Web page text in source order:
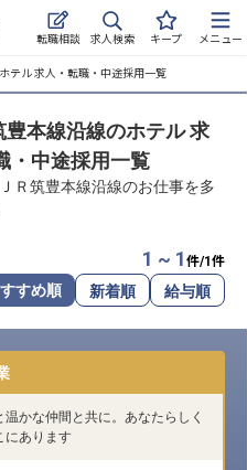
転職相談 求人検索 キープ メニュー
す
ついて
情報コラム
テル 求人・転職・中途採用一覧
本線沿線のホテル 求
・中途採用一覧
Ｒ筑豊本線沿線のお仕事を多
1 ~ 1 件/1 件
すめ順 新着順 給与順
かな仲間と共に。あなたらしく
にあります